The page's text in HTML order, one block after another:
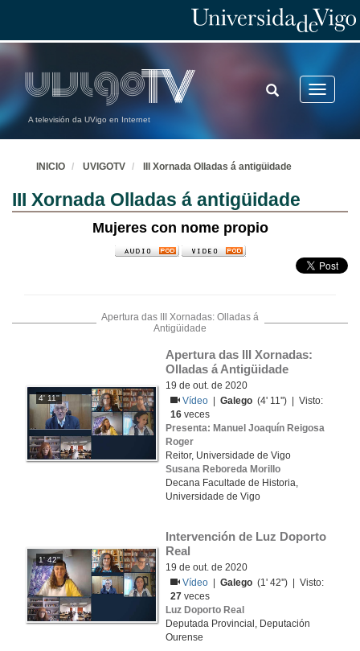
A televisión da UVigo en Internet
Toggle
TOGGLE
SEARCH
INICIO UVIGOTV III Xornada Olladas á antigüidade
III Xornada Olladas á antigüidade
Mujeres con nome propio
Apertura das III Xornadas: Olladas á
Antigüidade
4' 11''
Apertura das III Xornadas:
Olladas á Antigüidade
19 de out. de 2020
Vídeo
|Galego (4' 11'') | Visto:
16 veces
Presenta: Manuel Joaquín Reigosa
Roger
Reitor, Universidade de Vigo
Susana Reboreda Morillo
Decana Facultade de Historia,
Universidade de Vigo
1' 42''
Intervención de Luz Doporto
Real
19 de out. de 2020
Vídeo
|Galego (1' 42'') | Visto:
27 veces
Luz Doporto Real
Deputada Provincial, Deputación
Ourense